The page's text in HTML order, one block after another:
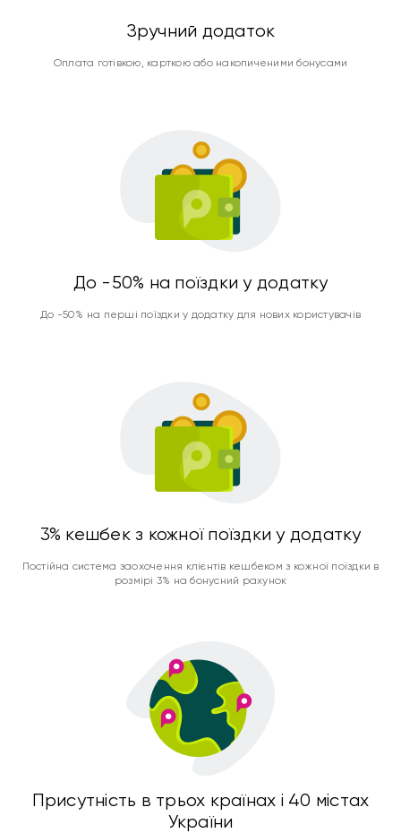
Зручний додаток
Оплата готівкою, карткою або накопиченими бонусами
До -50% на поїздки у додатку
До -50% на перші поїздки у додатку для нових користувачів
3% кешбек з кожної поїздки у додатку
Постійна система заохочення клієнтів кешбеком з кожної поїздки в
розмірі 3% на бонусний рахунок
Присутність в трьох країнах і 40 містах
України